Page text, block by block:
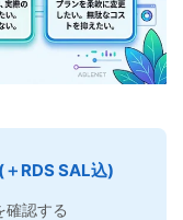
RDS SAL込)
認する